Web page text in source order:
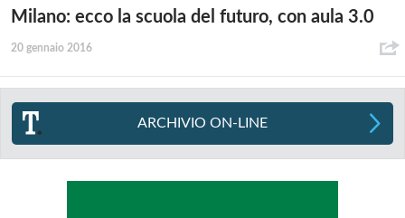
Milano: ecco la scuola del futuro, con aula 3.0
20 gennaio 2016
ARCHIVIO ON-LINE